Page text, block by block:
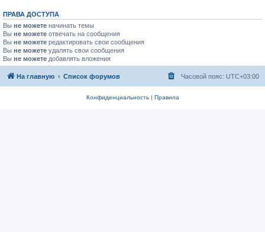
ПРАВА ДОСТУПА
Вы не можете начинать темы
Вы не можете отвечать на сообщения
Вы не можете редактировать свои сообщения
Вы не можете удалять свои сообщения
Вы не можете добавлять вложения
На главную Список форумов Часовой пояс: UTC+03:00
Конфиденциальность| Правила